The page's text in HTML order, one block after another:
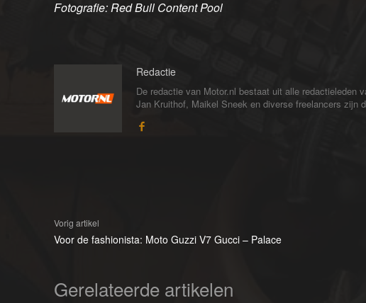
Fotografie: Red Bull Content Pool
Redactie
De redactie van Motor.nl bestaat uit alle redactieleden
Jan Kruithof, Maikel Sneek en diverse freelancers zijn
Vorig artikel
Voor de fashionista: Moto Guzzi V7 Gucci – Palace
Gerelateerde artikelen